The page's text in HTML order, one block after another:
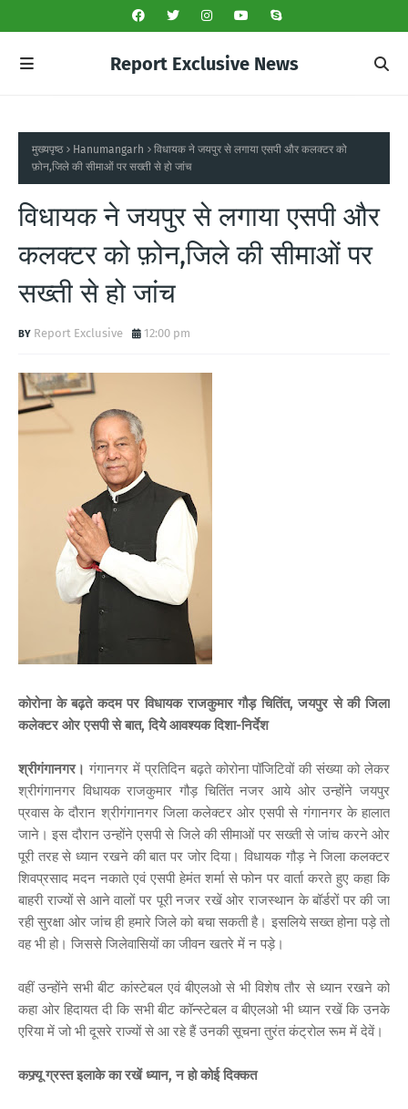
Report Exclusive News
मुख्यपृष्ठ Hanumangarh
विधायक ने जयपुर से लगाया एसपी और कलक्टर को
फ़ोन,जिले की सीमाओं पर सख्ती से हो जांच
विधायक ने जयपुर से लगाया एसपी और
कलक्टर को फ़ोन,जिले की सीमाओं पर
सख्ती से हो जांच
Report Exclusive 12:00 pm
कोरोना के बढ़ते कदम पर विधायक राजकुमार गौड़ चितिंत, जयपुर से की जिला
कलेक्टर ओर एसपी से बात, दियेे आवश्यक दिशा-निर्देश
श्रीगंगानगर। गंगानगर में प्रतिदिन बढ़ते कोरोना पॉजिटिवों की संख्या को लेकर
श्रीगंगानगर विधायक राजकुमार गौड़ चितिंत नजर आये ओर उन्होंने जयपुर
प्रवास के दौरान श्रीगंगानगर जिला कलेक्टर ओर एसपी से गंगानगर के हालात
जाने। इस दौरान उन्होंने एसपी से जिले की सीमाओं पर सख्ती से जांच करने ओर
पूरी तरह से ध्यान रखने की बात पर जोर दिया। विधायक गौड़ ने जिला कलक्टर
शिवप्रसाद मदन नकाते एवं एसपी हेमंत शर्मा से फोन पर वार्ता करते हुए कहा कि
बाहरी राज्यों से आने वालों पर पूरी नजर रखें ओर राजस्थान के बॉर्डरों पर की जा
रही सुरक्षा ओर जांच ही हमारे जिले को बचा सकती है। इसलिये सख्त होना पड़े तो
वह भी हो। जिससे जिलेवासियों का जीवन खतरे में न पड़े।
वहीं उन्होंने सभी बीट कांस्टेबल एवं बीएलओ से भी विशेष तौर से ध्यान रखने को
कहा ओर हिदायत दी कि सभी बीट कॉन्स्टेबल व बीएलओ भी ध्यान रखें कि उनके
एरिया में जो भी दूसरे राज्यों से आ रहे हैं उनकी सूचना तुरंत कंट्रोल रूम में देवें।
कफ्र्यू ग्रस्त इलाके का रखें ध्यान, न हो कोई दिक्कत